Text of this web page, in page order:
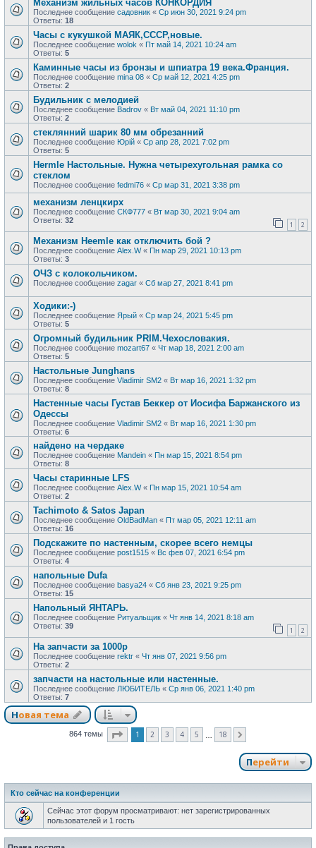
Механизм жильных часов КОНКОРДИЯ
Последнее сообщение садовник « Ср июн 30, 2021 9:24 pm
Ответы: 18
Часы с кукушкой МАЯК,СССР,новые.
Последнее сообщение wolok « Пт май 14, 2021 10:24 am
Ответы: 5
Каминные часы из бронзы и шпиатра 19 века.Франция.
Последнее сообщение mina 08 « Ср май 12, 2021 4:25 pm
Ответы: 2
Будильник с мелодией
Последнее сообщение Badrov « Вт май 04, 2021 11:10 pm
Ответы: 2
стеклянний шарик 80 мм обрезанний
Последнее сообщение Юрій « Ср апр 28, 2021 7:02 pm
Ответы: 5
Hermle Настольные. Нужна четырехугольная рамка со
стеклом
Последнее сообщение fedmi76 « Ср мар 31, 2021 3:38 pm
механизм ленцкирх
Последнее сообщение СКФ777 « Вт мар 30, 2021 9:04 am
Ответы: 32 1 2
Механизм Heemle как отключить бой ?
Последнее сообщение Alex.W« Пн мар 29, 2021 10:13 pm
Ответы: 3
ОЧЗ с колокольчиком.
Последнее сообщение zagar « Сб мар 27, 2021 8:41 pm
Ходики:-)
Последнее сообщение Ярый « Ср мар 24, 2021 5:45 pm
Ответы: 5
Огромный будильник PRIM.Чехословакия.
Последнее сообщение mozart67 « Чт мар 18, 2021 2:00 am
Ответы: 5
Настольные Junghans
Последнее сообщение Vladimir SM2 « Вт мар 16, 2021 1:32 pm
Ответы: 8
Настенные часы Густав Беккер от Иосифа Баржанского из
Одессы
Последнее сообщение Vladimir SM2 « Вт мар 16, 2021 1:30 pm
Ответы: 6
найдено на чердаке
Последнее сообщение Mandein « Пн мар 15, 2021 8:54 pm
Ответы: 8
Часы старинные LFS
Последнее сообщение Alex.W« Пн мар 15, 2021 10:54 am
Ответы: 2
Tachimoto & Satos Japan
Последнее сообщение OldBadMan « Пт мар 05, 2021 12:11 am
Ответы: 16
Подскажите по настенным, скорее всего немцы
Последнее сообщение post1515 « Вс фев 07, 2021 6:54 pm
Ответы: 4
напольные Dufa
Последнее сообщение basya24 « Сб янв 23, 2021 9:25 pm
Ответы: 15
Напольный ЯНТАРЬ.
Последнее сообщение Ритуальщик « Чт янв 14, 2021 8:18 am
Ответы: 39 1 2
На запчасти за 1000р
Последнее сообщение rektr « Чт янв 07, 2021 9:56 pm
Ответы: 2
запчасти на настольные или настенные.
Последнее сообщение ЛЮБИТЕЛЬ « Ср янв 06, 2021 1:40 pm
Ответы: 7
Новая тема
864 темы Страница из
1 2 3 4 5 18
Перейти
Кто сейчас на конференции
Сейчас этот форум просматривают: нет зарегистрированных
пользователей и 1 гость